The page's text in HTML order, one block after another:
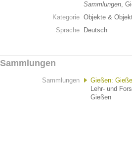
Sammlungen,
Kategorie Objekte &
Sprache
Deutsch
Sammlungen
Sammlungen
Gießen:
Lehr- und
Gießen